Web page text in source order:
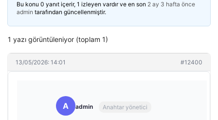
Bu konu 0 yanıt içerir, 1 izleyen vardır ve en son 2 ay 3 hafta önce
admin tarafından güncellenmiştir.
1 yazı görüntüleniyor (toplam 1)
13/05/2026: 14:01 #12400
A admin Anahtar yönetici